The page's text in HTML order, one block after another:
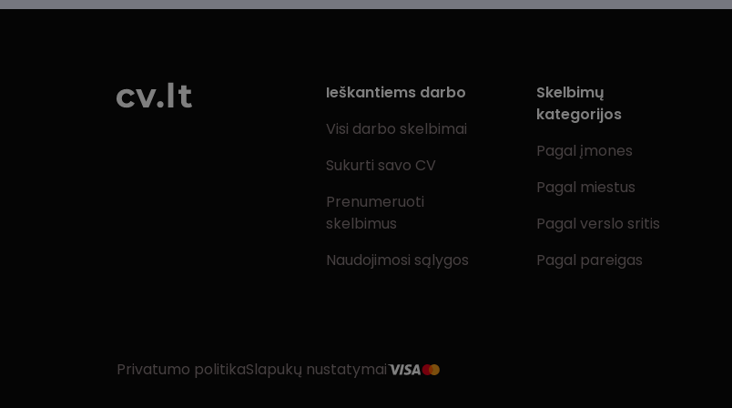
Ieškantiems darbo
Visi darbo skelbimai
Sukurti savo CV
Prenumeruoti
skelbimus
Naudojimosi sąlygos
Skelbimų
kategorijos
Pagal įmones
Pagal miestus
Pagal verslo sritis
Pagal pareigas
Privatumo politikaSlapukų nustatymai